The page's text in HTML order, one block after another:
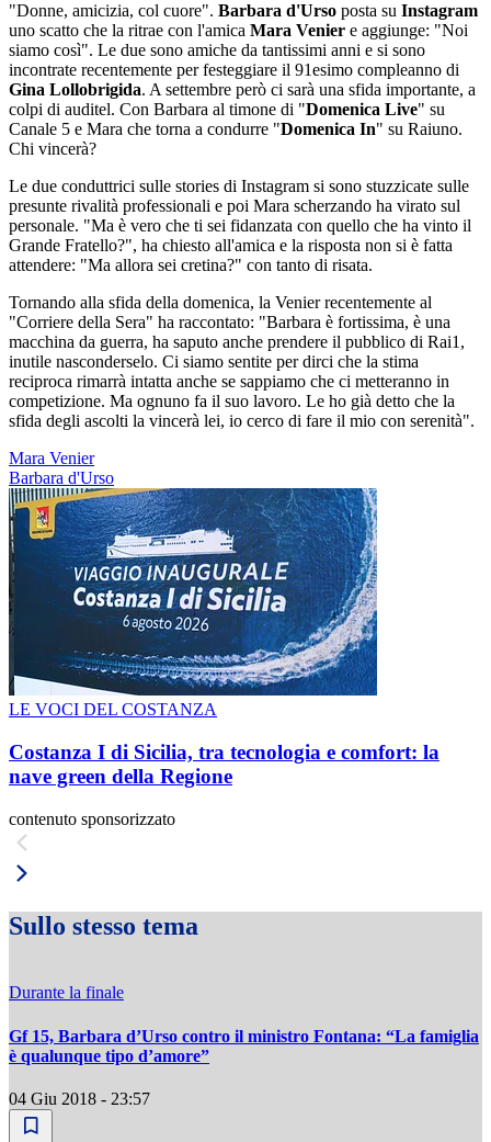
"Donne, amicizia, col cuore". Barbara d'Urso posta su Instagram
uno scatto che la ritrae con l'amica Mara Venier e aggiunge: "Noi
siamo così". Le due sono amiche da tantissimi anni e si sono
incontrate recentemente per festeggiare il 91esimo compleanno di
Gina Lollobrigida. A settembre però ci sarà una sfida importante, a
colpi di auditel. Con Barbara al timone di "Domenica Live" su
Canale 5 e Mara che torna a condurre "Domenica In" su Raiuno.
Chi vincerà?
Le due conduttrici sulle stories di Instagram si sono stuzzicate sulle
presunte rivalità professionali e poi Mara scherzando ha virato sul
personale. "Ma è vero che ti sei fidanzata con quello che ha vinto il
Grande Fratello?", ha chiesto all'amica e la risposta non si è fatta
attendere: "Ma allora sei cretina?" con tanto di risata.
Tornando alla sfida della domenica, la Venier recentemente al
"Corriere della Sera" ha raccontato: "Barbara è fortissima, è una
macchina da guerra, ha saputo anche prendere il pubblico di Rai1,
inutile nasconderselo. Ci siamo sentite per dirci che la stima
reciproca rimarrà intatta anche se sappiamo che ci metteranno in
competizione. Ma ognuno fa il suo lavoro. Le ho già detto che la
sfida degli ascolti la vincerà lei, io cerco di fare il mio con serenità".
Mara Venier
Barbara d'Urso
LE VOCI DEL COSTANZA
Costanza I di Sicilia, tra tecnologia e comfort: la
nave green della Regione
contenuto sponsorizzato
Sullo stesso tema
Durante la finale
Gf 15, Barbara d’Urso contro il ministro Fontana: “La famiglia
è qualunque tipo d’amore”
04 Giu 2018 - 23:57